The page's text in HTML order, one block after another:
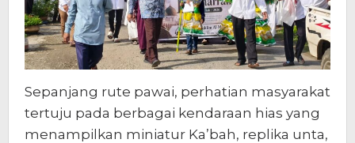
Sepanjang rute pawai, perhatian masyarakat
tertuju pada berbagai kendaraan hias yang
menampilkan miniatur Ka’bah, replika unta,